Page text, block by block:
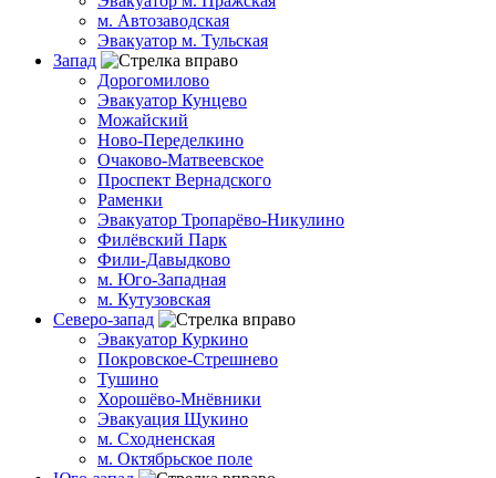
м. Автозаводская
Эвакуатор м. Тульская
Запад
Дорогомилово
Эвакуатор Кунцево
Можайский
Ново-Переделкино
Очаково-Матвеевское
Проспект Вернадского
Раменки
Эвакуатор Тропарёво-Никулино
Филёвский Парк
Фили-Давыдково
м. Юго-Западная
м. Кутузовская
Северо-запад
Эвакуатор Куркино
Покровское-Стрешнево
Тушино
Хорошёво-Мнёвники
Эвакуация Щукино
м. Сходненская
м. Октябрьское поле